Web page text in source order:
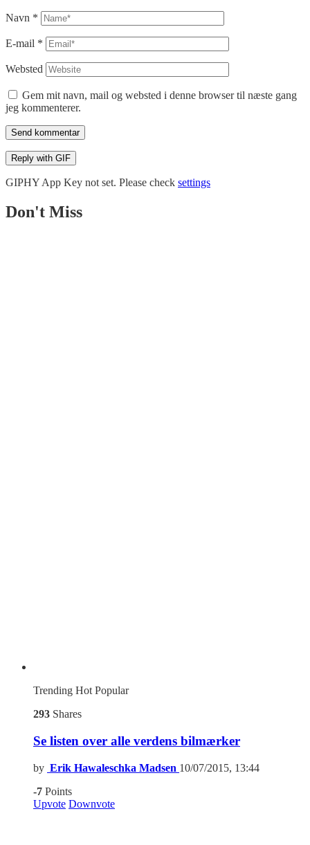
Navn *
E-mail *
Websted
Gem mit navn, mail og websted i denne browser til næste gang
jeg kommenterer.
Send kommentar
Reply with GIF
GIPHY App Key not set. Please check settings
Don't Miss
Trending HotPopular
293 Shares
Se listen over alle verdens bilmærker
by Erik Hawaleschka Madsen 10/07/2015, 13:44
-7 Points
Upvote Downvote